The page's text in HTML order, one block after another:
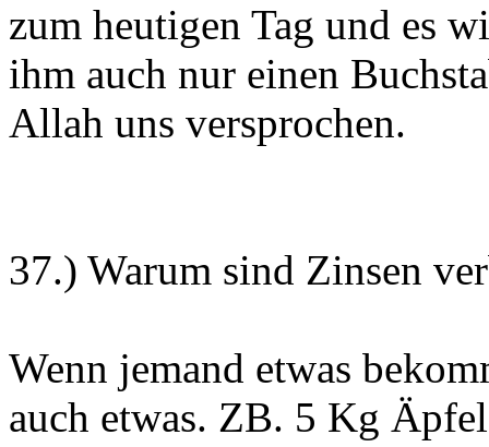
zum heutigen Tag und es
ihm auch nur einen
Allah uns versprochen.
37.) Warum sind Zinsen
Wenn jemand etwas
auch etwas. ZB. 5 Kg